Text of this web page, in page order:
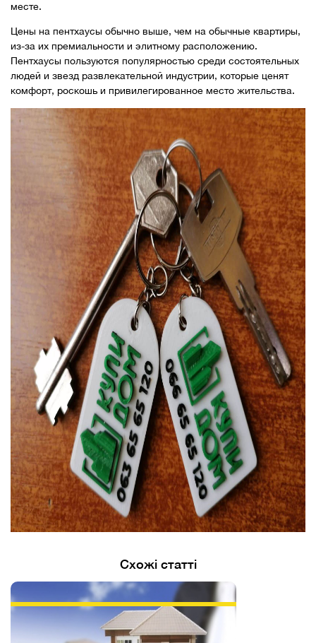
месте.
Цены на пентхаусы обычно выше, чем на обычные квартиры,
из-за их премиальности и элитному расположению.
Пентхаусы пользуются популярностью среди состоятельных
людей и звезд развлекательной индустрии, которые ценят
комфорт, роскошь и привилегированное место жительства.
Схожі статті